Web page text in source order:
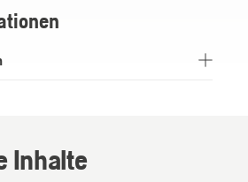
Inhalte